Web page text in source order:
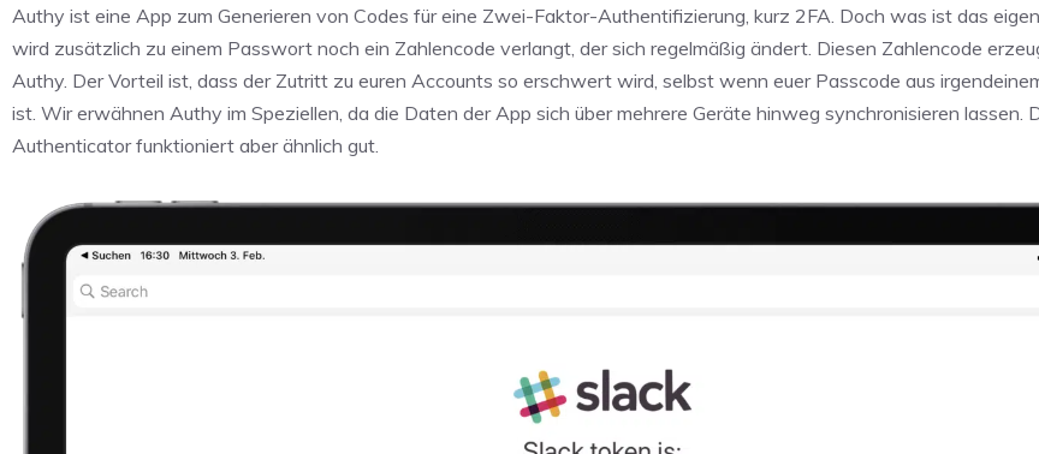
Authy ist eine App zum Generieren von Codes für eine Zwei-Faktor-Authentifizierung, kurz 2FA. Doch was ist das
wird zusätzlich zu einem Passwort noch ein Zahlencode verlangt, der sich regelmäßig ändert. Diesen Zahlencode
Authy. Der Vorteil ist, dass der Zutritt zu euren Accounts so erschwert wird, selbst wenn euer Passcode aus
ist. Wir erwähnen Authy im Speziellen, da die Daten der App sich über mehrere Geräte hinweg synchronisieren lassen.
Authenticator funktioniert aber ähnlich gut.